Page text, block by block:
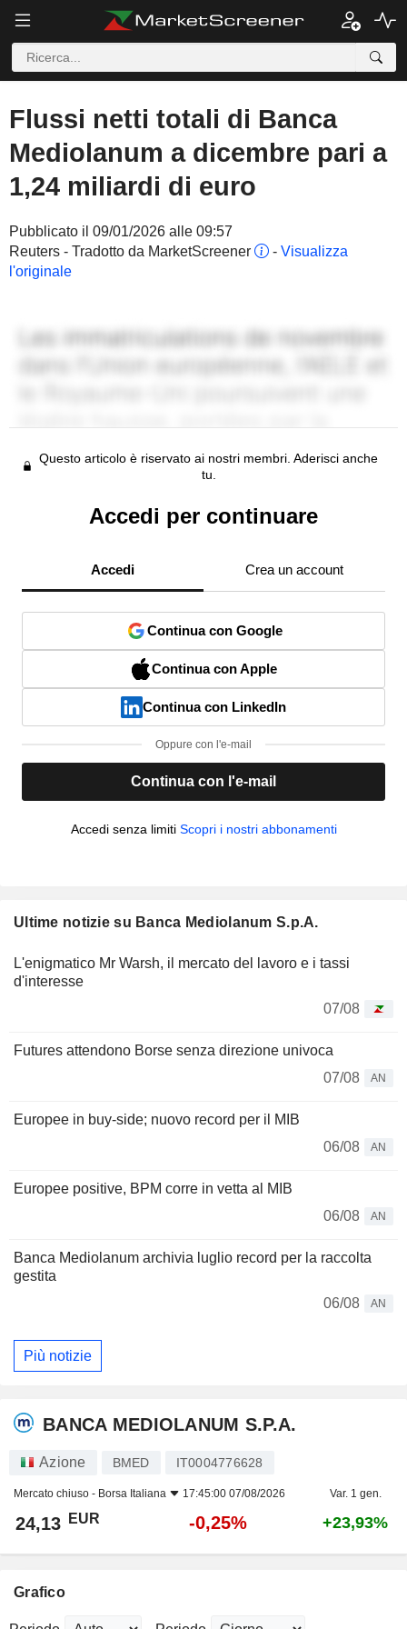
Flussi netti totali di Banca
Mediolanum a dicembre pari a
1,24 miliardi di euro
Pubblicato il 09/01/2026 alle 09:57
Reuters - Tradotto da MarketScreener
- Visualizza
l'originale
Questo articolo è riservato ai nostri membri. Aderisci anche
tu.
Accedi per continuare
Accedi Crea un account
Continua con Google
Continua con Apple
Continua con LinkedIn
Oppure con l'e-mail
Continua con l'e-mail
Accedi senza limiti Scopri i nostri abbonamenti
Ultime notizie su Banca Mediolanum S.p.A.
L'enigmatico Mr Warsh, il mercato del lavoro e i tassi
d'interesse
07/08
Futures attendono Borse senza direzione univoca
07/08
AN
Europee in buy-side; nuovo record per il MIB
06/08
AN
Europee positive, BPM corre in vetta al MIB
06/08
AN
Banca Mediolanum archivia luglio record per la raccolta
gestita
06/08
AN
Più notizie
BANCA MEDIOLANUM S.P.A.
Azione BMED IT0004776628
Mercato chiuso - Borsa Italiana 17:45:00 07/08/2026 Var. 1 gen.
24,13 EUR -0,25% +23,93%
Grafico